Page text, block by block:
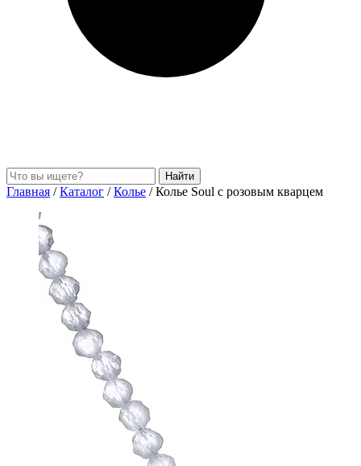
Найти
Главная / Каталог / Колье / Колье Soul с розовым кварцем